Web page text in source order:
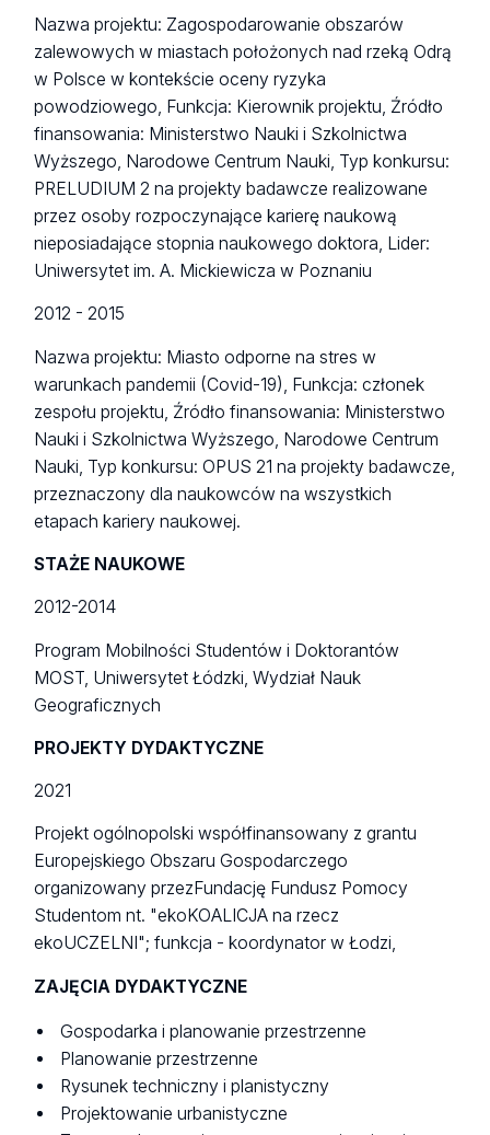
Nazwa projektu: Zagospodarowanie obszarów
zalewowych w miastach położonych nad rzeką Odrą
w Polsce w kontekście oceny ryzyka
powodziowego, Funkcja: Kierownik projektu, Źródło
finansowania: Ministerstwo Nauki i Szkolnictwa
Wyższego, Narodowe Centrum Nauki, Typ konkursu:
PRELUDIUM 2 na projekty badawcze realizowane
przez osoby rozpoczynające karierę naukową
nieposiadające stopnia naukowego doktora, Lider:
Uniwersytet im. A. Mickiewicza w Poznaniu
2012 - 2015
Nazwa projektu: Miasto odporne na stres w
warunkach pandemii (Covid-19), Funkcja: członek
zespołu projektu, Źródło finansowania: Ministerstwo
Nauki i Szkolnictwa Wyższego, Narodowe Centrum
Nauki, Typ konkursu: OPUS 21 na projekty badawcze,
przeznaczony dla naukowców na wszystkich
etapach kariery naukowej.
STAŻE NAUKOWE
2012-2014
Program Mobilności Studentów i Doktorantów
MOST, Uniwersytet Łódzki, Wydział Nauk
Geograficznych
PROJEKTY DYDAKTYCZNE
2021
Projekt ogólnopolski współfinansowany z grantu
Europejskiego Obszaru Gospodarczego
organizowany przezFundację Fundusz Pomocy
Studentom nt. "ekoKOALICJA na rzecz
ekoUCZELNI"; funkcja - koordynator w Łodzi,
ZAJĘCIA DYDAKTYCZNE
Gospodarka i planowanie przestrzenne
Planowanie przestrzenne
Rysunek techniczny i planistyczny
Projektowanie urbanistyczne